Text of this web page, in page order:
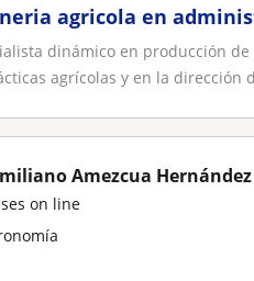
agricola en
dinámico en producción
agrícolas y en la dirección
Amezcua Hernández
on line